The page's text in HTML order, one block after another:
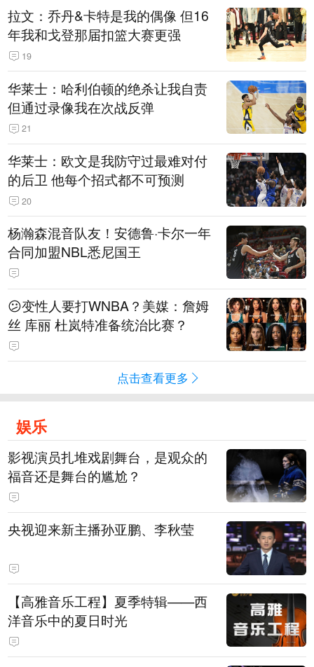
拉文：乔丹&卡特是我的偶像 但16
年我和戈登那届扣篮大赛更强
19
华莱士：哈利伯顿的绝杀让我自责
但通过录像我在次战反弹
21
华莱士：欧文是我防守过最难对付
的后卫 他每个招式都不可预测
20
杨瀚森混音队友！安德鲁·卡尔一年
合同加盟NBL悉尼国王
😕变性人要打WNBA？美媒：詹姆
丝 库丽 杜岚特准备统治比赛？
点击查看更多
娱乐
影视演员扎堆戏剧舞台，是观众的
福音还是舞台的尴尬？
央视迎来新主播孙亚鹏、李秋莹
【高雅音乐工程】夏季特辑——西
洋音乐中的夏日时光